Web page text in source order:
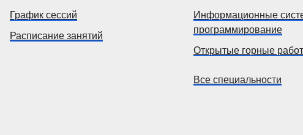
График сессий
Расписание занятий
Информационные
программирование
Открытые горные
Все специальности